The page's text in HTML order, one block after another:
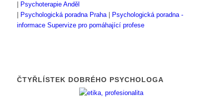
Psychoterapie Anděl
Psychologická poradna Praha|
Psychologická poradna -
informace Supervize pro pomáhající profese
ČTYŘLÍSTEK DOBRÉHO PSYCHOLOGA